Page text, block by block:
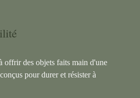
offrir des objets faits main d'une
pour durer et résister à